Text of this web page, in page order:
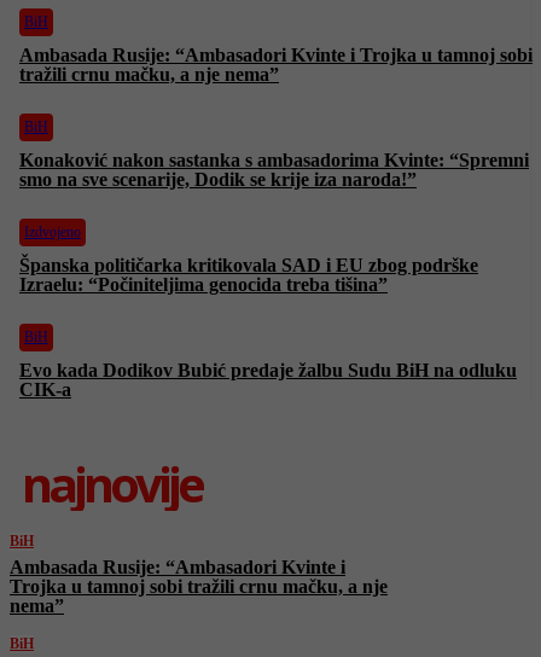
BiH
Ambasada Rusije: “Ambasadori Kvinte i Trojka u tamnoj sobi
tražili crnu mačku, a nje nema”
BiH
Konaković nakon sastanka s ambasadorima Kvinte: “Spremni
smo na sve scenarije, Dodik se krije iza naroda!”
Izdvojeno
Španska političarka kritikovala SAD i EU zbog podrške
Izraelu: “Počiniteljima genocida treba tišina”
BiH
Evo kada Dodikov Bubić predaje žalbu Sudu BiH na odluku
CIK-a
najnovije
BiH
Ambasada Rusije: “Ambasadori Kvinte i
Trojka u tamnoj sobi tražili crnu mačku, a nje
nema”
BiH